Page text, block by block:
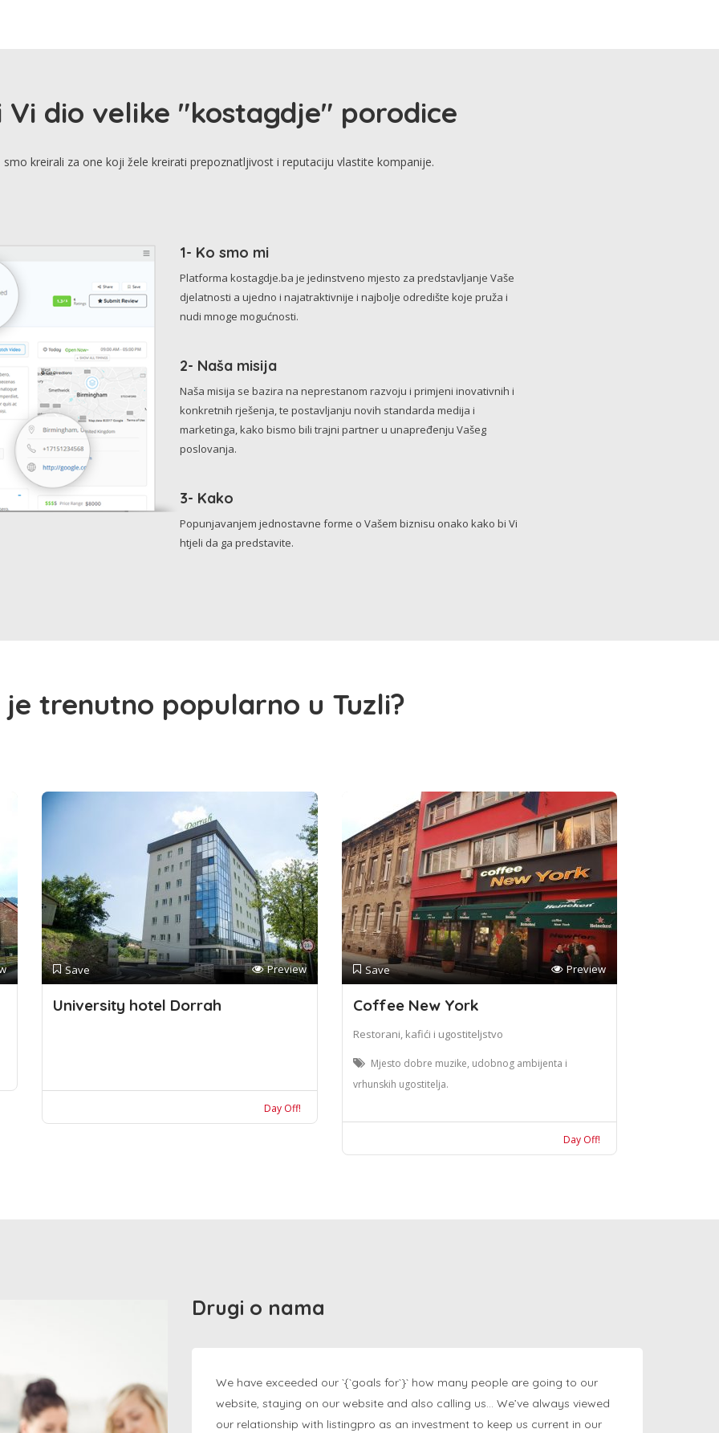
Vi dio velike "kostagdje" porodice
kreirali za one koji žele kreirati prepoznatljivost i reputaciju vlastite kompanije.
1- Ko smo mi
Platforma kostagdje.ba je jedinstveno mjesto za predstavljanje Vaše
djelatnosti a ujedno i najatraktivnije i najbolje odredište koje pruža i
nudi mnoge mogućnosti.
2- Naša misija
Naša misija se bazira na neprestanom razvoju i primjeni inovativnih i
konkretnih rješenja, te postavljanju novih standarda medija i
marketinga, kako bismo bili trajni partner u unapređenju Vašeg
poslovanja.
3- Kako
Popunjavanjem jednostavne forme o Vašem biznisu onako kako bi Vi
htjeli da ga predstavite.
je trenutno popularno u Tuzli?
Save Preview
University hotel Dorrah
Day Off!
Save Preview
Coffee New York
Restorani, kafići i ugostiteljstvo
Mjesto dobre muzike, udobnog ambijenta i
vrhunskih ugostitelja.
Day Off!
Drugi o nama
We have exceeded our `{`goals for`}` how many people are going to our
website, staying on our website and also calling us… We’ve always viewed
our relationship with listingpro as an investment to keep us current in our